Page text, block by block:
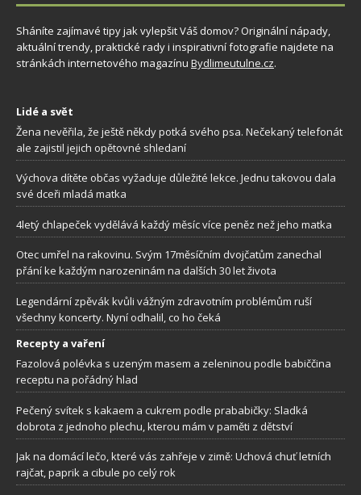
Sháníte zajímavé tipy jak vylepšit Váš domov? Originální nápady,
aktuální trendy, praktické rady i inspirativní fotografie najdete na
stránkách internetového magazínu Bydlimeutulne.cz.
Lidé a svět
Žena nevěřila, že ještě někdy potká svého psa. Nečekaný telefonát
ale zajistil jejich opětovné shledaní
Výchova dítěte občas vyžaduje důležité lekce. Jednu takovou dala
své dceři mladá matka
4letý chlapeček vydělává každý měsíc více peněz než jeho matka
Otec umřel na rakovinu. Svým 17měsíčním dvojčatům zanechal
přání ke každým narozeninám na dalších 30 let života
Legendární zpěvák kvůli vážným zdravotním problémům ruší
všechny koncerty. Nyní odhalil, co ho čeká
Recepty a vaření
Fazolová polévka s uzeným masem a zeleninou podle babiččina
receptu na pořádný hlad
Pečený svítek s kakaem a cukrem podle prababičky: Sladká
dobrota z jednoho plechu, kterou mám v paměti z dětství
Jak na domácí lečo, které vás zahřeje v zimě: Uchová chuť letních
rajčat, paprik a cibule po celý rok